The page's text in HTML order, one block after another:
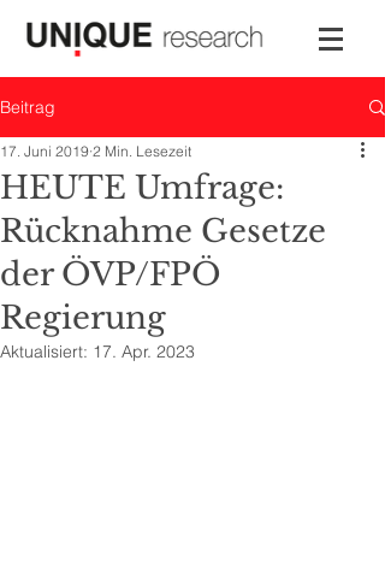
Beitrag
HEUTE Umfrage:
Rücknahme Gesetze
der ÖVP/FPÖ
Regierung
17. Juni 2019 2 Min. Lesezeit
Aktualisiert: 17. Apr. 2023